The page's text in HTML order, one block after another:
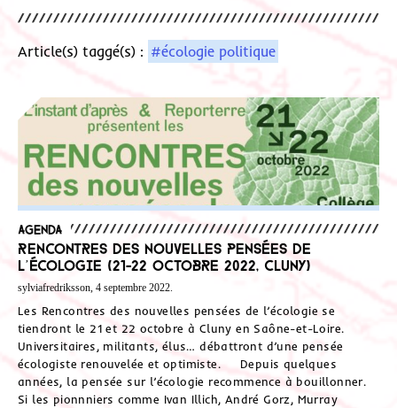
Article(s) taggé(s) : #écologie politique
Agenda
Rencontres des nouvelles pensées de
l’écologie (21-22 octobre 2022, Cluny)
sylviafredriksson, 4 septembre 2022.
Les Rencontres des nouvelles pensées de l’écologie se
tiendront le 21 et 22 octobre à Cluny en Saône-et-Loire.
Universitaires, militants, élus… débattront d’une pensée
écologiste renouvelée et optimiste. Depuis quelques
années, la pensée sur l’écologie recommence à bouillonner.
Si les pionnniers comme Ivan Illich, André Gorz, Murray